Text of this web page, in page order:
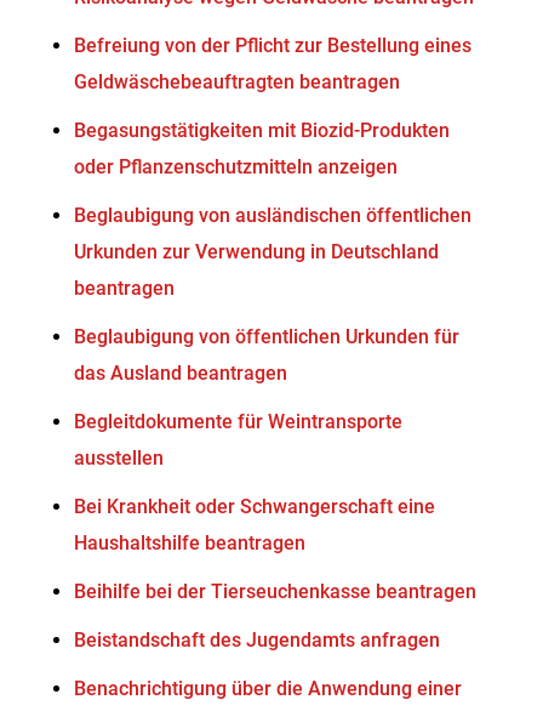
Befreiung von der Pflicht zur Bestellung eines
Geldwäschebeauftragten beantragen
Begasungstätigkeiten mit Biozid-Produkten
oder Pflanzenschutzmitteln anzeigen
Beglaubigung von ausländischen öffentlichen
Urkunden zur Verwendung in Deutschland
beantragen
Beglaubigung von öffentlichen Urkunden für
das Ausland beantragen
Begleitdokumente für Weintransporte
ausstellen
Bei Krankheit oder Schwangerschaft eine
Haushaltshilfe beantragen
Beihilfe bei der Tierseuchenkasse beantragen
Beistandschaft des Jugendamts anfragen
Benachrichtigung über die Anwendung einer